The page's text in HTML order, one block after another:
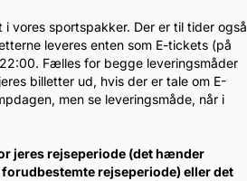
vores sportspakker. Der er til tider også
leveres enten som E-tickets (på
Fælles for begge leveringsmåder
billetter ud, hvis der er tale om E-
men se leveringsmåde, når i
jeres rejseperiode (det hænder
rejseperiode) eller det